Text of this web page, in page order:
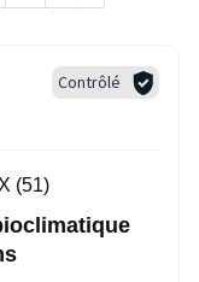
Contrôlé
(51)